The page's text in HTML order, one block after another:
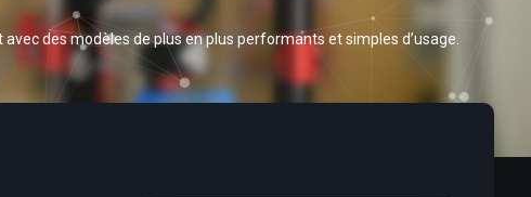
des modèles de plus en plus performants et simples d’usage.